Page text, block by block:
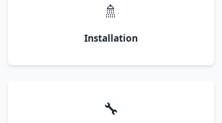
🚿
Installation
🔧